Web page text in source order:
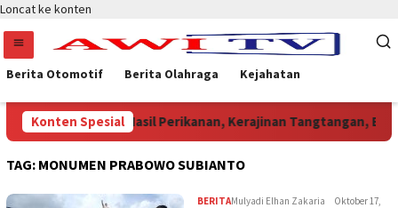
Loncat ke konten
Berita Otomotif Berita Olahraga Kejahatan
Konten Spesial
Mulai Dari Hasil Perikanan, Kerajinan Tangtangan,
TAG: MONUMEN PRABOWO SUBIANTO
BERITAMulyadi Elhan Zakaria
Oktober 17,